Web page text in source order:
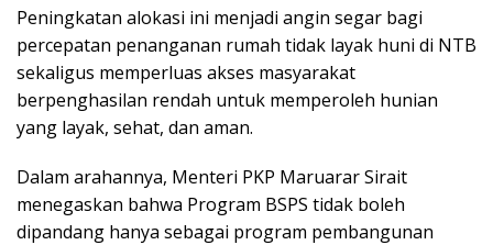
Peningkatan alokasi ini menjadi angin segar bagi
percepatan penanganan rumah tidak layak huni di NTB
sekaligus memperluas akses masyarakat
berpenghasilan rendah untuk memperoleh hunian
yang layak, sehat, dan aman.
Dalam arahannya, Menteri PKP Maruarar Sirait
menegaskan bahwa Program BSPS tidak boleh
dipandang hanya sebagai program pembangunan